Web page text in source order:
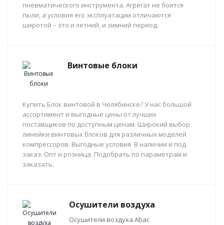
пневматического инструмента. Агрегат не боится
пыли, а условия его эксплуатации отличаются
широтой – это и летний, и зимний период.
Винтовые блоки
Купить Блок винтовой в Челябинске? У нас большой
ассортимент и выгодные цены от лучших
поставщиков по доступным ценам. Широкий выбор
линейки винтовых блоков для различных моделей
компрессоров. Выгодные условия. В наличии и под
заказ. Опт и розница. Подобрать по параметрам и
заказать.
Осушители воздуха
Осушители воздуха Abac